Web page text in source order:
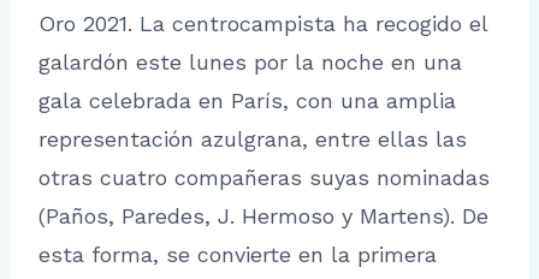
Oro 2021. La centrocampista ha recogido el
galardón este lunes por la noche en una
gala celebrada en París, con una amplia
representación azulgrana, entre ellas las
otras cuatro compañeras suyas nominadas
(Paños, Paredes, J. Hermoso y Martens). De
esta forma, se convierte en la primera